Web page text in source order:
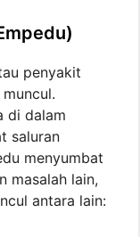
penyakit
di dalam
saluran
menyumbat
masalah lain,
antara lain: